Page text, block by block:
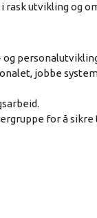
utvikling og
jobbe
for å